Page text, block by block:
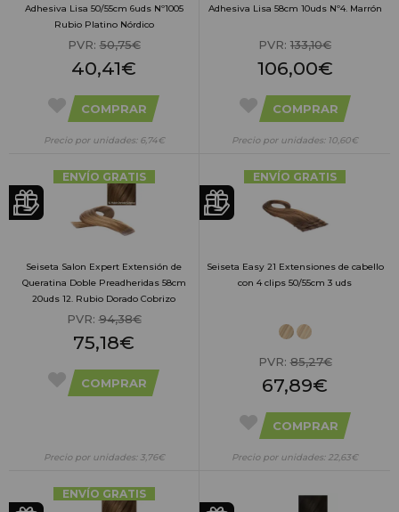
Adhesiva Lisa 50/55cm 6uds Nº1005
Rubio Platino Nórdico
PVR:50,75€
40,41€
COMPRAR
Precio por unidades: 6,74€
Adhesiva Lisa 58cm 10uds Nº4. Marrón
PVR: 133,10€
106,00€
COMPRAR
Precio por unidades: 10,60€
ENVÍO GRATIS
Seiseta Salon Expert Extensión de
Queratina Doble Preadheridas 58cm
20uds 12. Rubio Dorado Cobrizo
PVR:94,38€
75,18€
COMPRAR
Precio por unidades: 3,76€
ENVÍO GRATIS
Seiseta Easy 21 Extensiones de cabello
con 4 clips 50/55cm 3 uds
PVR:85,27€
67,89€
COMPRAR
Precio por unidades: 22,63€
ENVÍO GRATIS